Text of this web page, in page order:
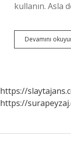
kullanın. Asla
Devamını
https://
https://